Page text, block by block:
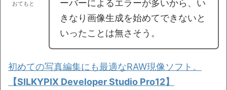
おてもと
ーバーによるエラーが多いから、い
きなり画像生成を始めてできないと
いったことは無さそう。
初めての写真編集にも最適なRAW現像ソフト。
【SILKYPIX Developer Studio Pro12】